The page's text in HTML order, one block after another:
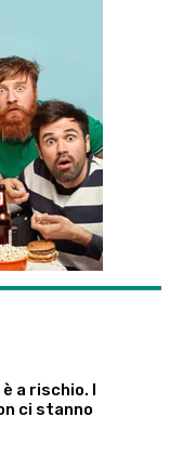
a rischio. I
ci stanno